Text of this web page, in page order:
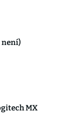
není)
MX